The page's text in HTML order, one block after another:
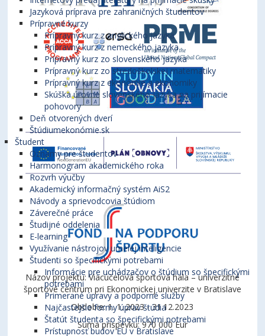
Jazyková príprava pre zahraničných študentov
Prípravné kurzy
Prípravný kurz z anglického jazyka
Prípravný kurz z nemeckého jazyka
Prípravný kurz zo slovenského jazyka
Prípravný kurz zo stredoškolskej matematiky
Prípravný kurz z ekonómie a ekonomiky
Skúška úrovne slovenského jazyka na prijímacie
pohovory
Deň otvorených dverí
Štúdiumekonómie.sk
Študent
Oznamy pre študentov
Harmonogram akademického roka
Rozvrh výučby
Akademický informačný systém AiS2
Návody a sprievodcovia štúdiom
Záverečné práce
Študijné oddelenia
E-learning
Využívanie nástrojov umelej inteligencie
Študenti so špecifickými potrebami
Informácie pre uchádzačov o štúdium so špecifickými
potrebami
Primerané úpravy a podporné služby
Najčastejšie formy úprav štúdia
Štatút študenta so špecifickými potrebami
Prístupnosť budov EU v Bratislave
Názov projektu: Viacúčelová športová hala – univerzitné
športové centrum pri Ekonomickej univerzite v Bratislave
Obdobie: 1. 1. 2023 - 31.12.2023
Suma príspevku: 970 000 Eur